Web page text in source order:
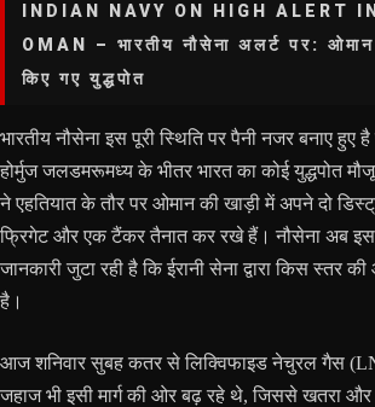
INDIAN NAVY ON HIGH ALERT
OMAN – भारतीय नौसेना अलर्ट पर:
किए गए युद्धपोत
भारतीय नौसेना इस पूरी स्थिति पर पैनी नजर बनाए
होर्मुज जलडमरूमध्य के भीतर भारत का कोई युद्धपोत
ने एहतियात के तौर पर ओमान की खाड़ी में अपने दो
फ्रिगेट और एक टैंकर तैनात कर रखे हैं। नौसेना अब इस
जानकारी जुटा रही है कि ईरानी सेना द्वारा किस स्तर
है।
आज शनिवार सुबह कतर से लिक्विफाइड नेचुरल गैस
जहाज भी इसी मार्ग की ओर बढ़ रहे थे, जिससे खतरा और